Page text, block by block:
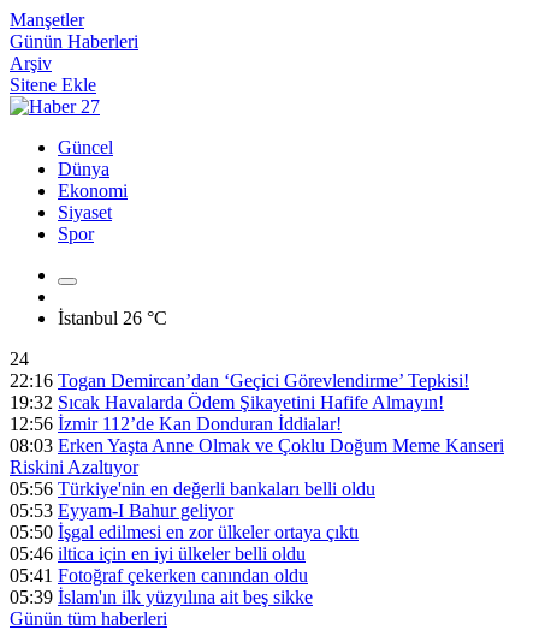
Manşetler
Günün Haberleri
Arşiv
Sitene Ekle
Güncel
Dünya
Ekonomi
Siyaset
Spor
İstanbul 26 °C
24
22:16 Togan Demircan’dan ‘Geçici Görevlendirme’ Tepkisi!
19:32 Sıcak Havalarda Ödem Şikayetini Hafife Almayın!
12:56 İzmir 112’de Kan Donduran İddialar!
08:03 Erken Yaşta Anne Olmak ve Çoklu Doğum Meme Kanseri
Riskini Azaltıyor
05:56 Türkiye'nin en değerli bankaları belli oldu
05:53 Eyyam-I Bahur geliyor
05:50 İşgal edilmesi en zor ülkeler ortaya çıktı
05:46 iltica için en iyi ülkeler belli oldu
05:41 Fotoğraf çekerken canından oldu
05:39 İslam'ın ilk yüzyılına ait beş sikke
Günün tüm haberleri